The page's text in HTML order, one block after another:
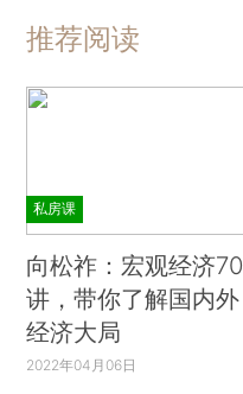
推荐阅读
私房课
向松祚：宏观经济70
讲，带你了解国内外
经济大局
2022年04月06日